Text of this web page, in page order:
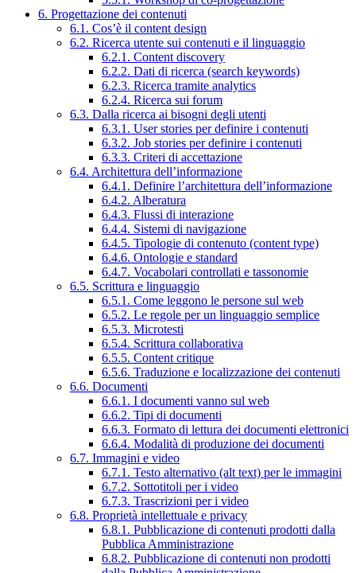
6. Progettazione dei contenuti
6.1. Cos’è il content design
6.2. Ricerca utente sui contenuti e il linguaggio
6.2.1. Content discovery
6.2.2. Dati di ricerca (search keywords)
6.2.3. Ricerca tramite analytics
6.2.4. Ricerca sui forum
6.3. Dalla ricerca ai bisogni degli utenti
6.3.1. User stories per definire i contenuti
6.3.2. Job stories per definire i contenuti
6.3.3. Criteri di accettazione
6.4. Architettura dell’informazione
6.4.1. Definire l’architettura dell’informazione
6.4.2. Alberatura
6.4.3. Flussi di interazione
6.4.4. Sistemi di navigazione
6.4.5. Tipologie di contenuto (content type)
6.4.6. Ontologie e standard
6.4.7. Vocabolari controllati e tassonomie
6.5. Scrittura e linguaggio
6.5.1. Come leggono le persone sul web
6.5.2. Le regole per un linguaggio semplice
6.5.3. Microtesti
6.5.4. Scrittura collaborativa
6.5.5. Content critique
6.5.6. Traduzione e localizzazione dei contenuti
6.6. Documenti
6.6.1. I documenti vanno sul web
6.6.2. Tipi di documenti
6.6.3. Formato di lettura dei documenti elettronici
6.6.4. Modalità di produzione dei documenti
6.7. Immagini e video
6.7.1. Testo alternativo (alt text) per le immagini
6.7.2. Sottotitoli per i video
6.7.3. Trascrizioni per i video
6.8. Proprietà intellettuale e privacy
6.8.1. Pubblicazione di contenuti prodotti dalla
Pubblica Amministrazione
6.8.2. Pubblicazione di contenuti non prodotti